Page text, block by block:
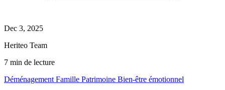
Dec 3, 2025
Heriteo Team
7 min de lecture
Déménagement Famille Patrimoine Bien-être émotionnel